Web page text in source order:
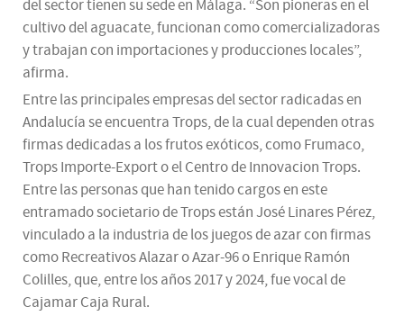
del sector tienen su sede en Málaga. “Son pioneras en el
cultivo del aguacate, funcionan como comercializadoras
y trabajan con importaciones y producciones locales”,
afirma.
Entre las principales empresas del sector radicadas en
Andalucía se encuentra Trops, de la cual dependen otras
firmas dedicadas a los frutos exóticos, como Frumaco,
Trops Importe-Export o el Centro de Innovacion Trops.
Entre las personas que han tenido cargos en este
entramado societario de Trops están José Linares Pérez,
vinculado a la industria de los juegos de azar con firmas
como Recreativos Alazar o Azar-96 o Enrique Ramón
Colilles, que, entre los años 2017 y 2024, fue vocal de
Cajamar Caja Rural.